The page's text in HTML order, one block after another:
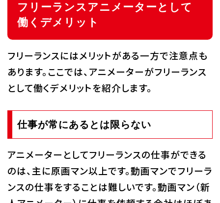
フリーランスアニメーターとして
働くデメリット
フリーランスにはメリットがある一方で注意点も
あります。ここでは、アニメーターがフリーランス
として働くデメリットを紹介します。
仕事が常にあるとは限らない
アニメーターとしてフリーランスの仕事ができる
のは、主に原画マン以上です。動画マンでフリーラ
ンスの仕事をすることは難しいです。動画マン（新